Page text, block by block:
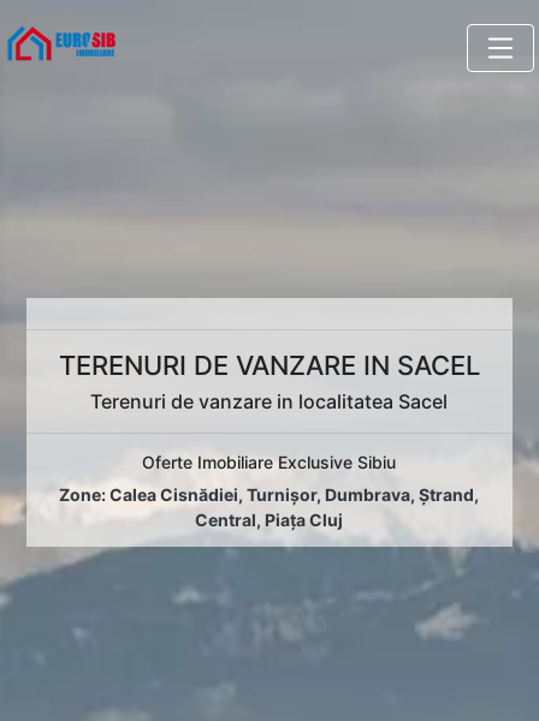
TERENURI DE VANZARE IN SACEL
Terenuri de vanzare in localitatea Sacel
Oferte Imobiliare Exclusive Sibiu
Zone:Calea Cisnădiei,Turnișor, Dumbrava,Ștrand,
Central,Piața Cluj